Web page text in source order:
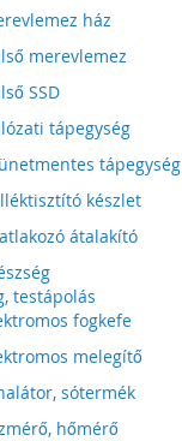
ház
merevlemez
SSD
tápegység
tápegység
készlet
átalakító
testápolás
fogkefe
melegítő
sótermék
hőmérő